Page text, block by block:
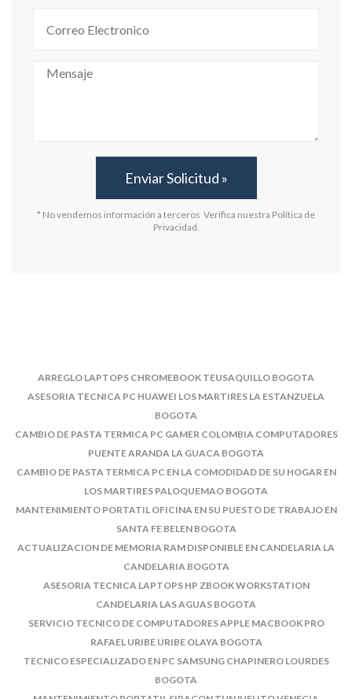
* No vendemos información a terceros Verifica nuestra Política de
Privacidad.
ARREGLO LAPTOPS CHROMEBOOK TEUSAQUILLO BOGOTA
ASESORIA TECNICA PC HUAWEI LOS MARTIRES LA ESTANZUELA
BOGOTA
CAMBIO DE PASTA TERMICA PC GAMER COLOMBIA COMPUTADORES
PUENTE ARANDA LA GUACA BOGOTA
CAMBIO DE PASTA TERMICA PC EN LA COMODIDAD DE SU HOGAR EN
LOS MARTIRES PALOQUEMAO BOGOTA
MANTENIMIENTO PORTATIL OFICINA EN SU PUESTO DE TRABAJO EN
SANTA FE BELEN BOGOTA
ACTUALIZACION DE MEMORIA RAM DISPONIBLE EN CANDELARIA LA
CANDELARIA BOGOTA
ASESORIA TECNICA LAPTOPS HP ZBOOK WORKSTATION
CANDELARIA LAS AGUAS BOGOTA
SERVICIO TECNICO DE COMPUTADORES APPLE MACBOOK PRO
RAFAEL URIBE URIBE OLAYA BOGOTA
TECNICO ESPECIALIZADO EN PC SAMSUNG CHAPINERO LOURDES
BOGOTA